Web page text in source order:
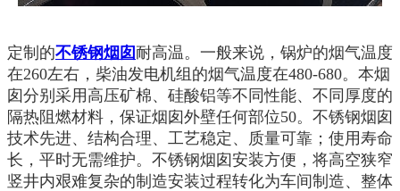
定制的不锈钢烟囱 耐高温。一般来说，锅炉的烟气温度
在260左右，柴油发电机组的烟气温度在480-680。本烟
囱分别采用高压矿棉、硅酸铝等不同性能、不同厚度的
隔热阻燃材料，保证烟囱外壁任何部位50。不锈钢烟囱
技术先进、结构合理、工艺稳定、质量可靠；使用寿命
长，平时无需维护。不锈钢烟囱安装方便，将高空狭窄
竖井内艰难复杂的制造安装过程转化为车间制造、整体